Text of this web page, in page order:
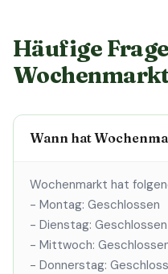
Häufige
Wann hat
Wochenmarkt hat
- Montag: Geschlossen
- Dienstag: Geschlossen
- Mittwoch:
- Donnerstag: